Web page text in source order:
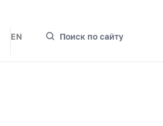
EN Поиск по сайту